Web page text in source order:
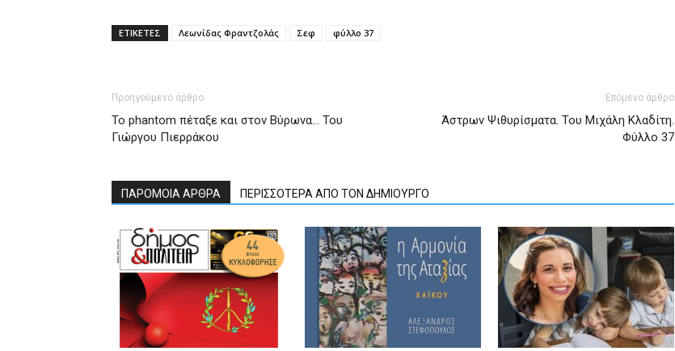
ΕΤΙΚΕΤΕΣ Λεωνίδας Φραντζολάς Σεφ φύλλο 37
Προηγούμενο άρθρο
To phantom πέταξε και στον Βύρωνα… Του
Γιώργου Πιερράκου
Επόμενο άρθρο
Άστρων Ψιθυρίσματα. Του Μιχάλη Κλαδίτη.
Φύλλο 37
ΠΑΡΟΜΟΙΑ ΑΡΘΡΑ ΠΕΡΙΣΣΟΤΕΡΑ ΑΠΟ ΤΟΝ ΔΗΜΙΟΥΡΓΟ